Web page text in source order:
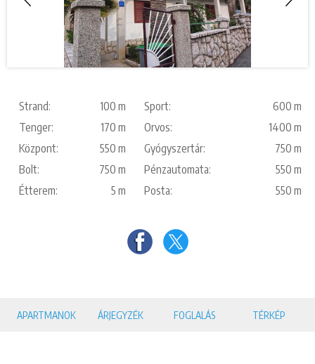
Strand: 100 m Sport:
600 m
Tenger:
170 m Orvos:
1400 m
Központ:
550 m Gyógyszertár:
750 m
Bolt:
750 m Pénzautomata:
550 m
Étterem:
5 m Posta: 550 m
APARTMANOK ÁRJEGYZÉK FOGLALÁS TÉRKÉP